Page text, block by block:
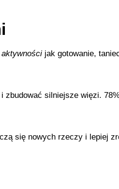
aktywności jak gotowanie,
silniejsze więzi.
się nowych rzeczy i lepiej